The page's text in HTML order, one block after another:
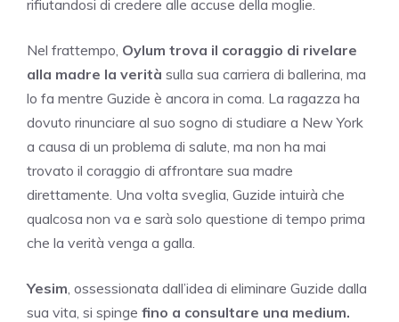
rifiutandosi di credere alle accuse della moglie.
Nel frattempo, Oylum trova il coraggio di rivelare
alla madre la verità sulla sua carriera di ballerina, ma
lo fa mentre Guzide è ancora in coma. La ragazza ha
dovuto rinunciare al suo sogno di studiare a New York
a causa di un problema di salute, ma non ha mai
trovato il coraggio di affrontare sua madre
direttamente. Una volta sveglia, Guzide intuirà che
qualcosa non va e sarà solo questione di tempo prima
che la verità venga a galla.
Yesim , ossessionata dall’idea di eliminare Guzide dalla
sua vita, si spinge fino a consultare una medium.